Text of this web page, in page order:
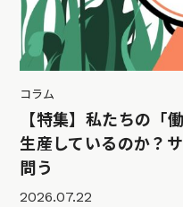
コラム
【特集】私たちの「
生産しているのか？
問う
2026.07.22